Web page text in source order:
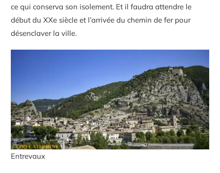
ce qui conserva son isolement. Et il faudra attendre le
début du XXe siècle et l’arrivée du chemin de fer pour
désenclaver la ville.
Entrevaux